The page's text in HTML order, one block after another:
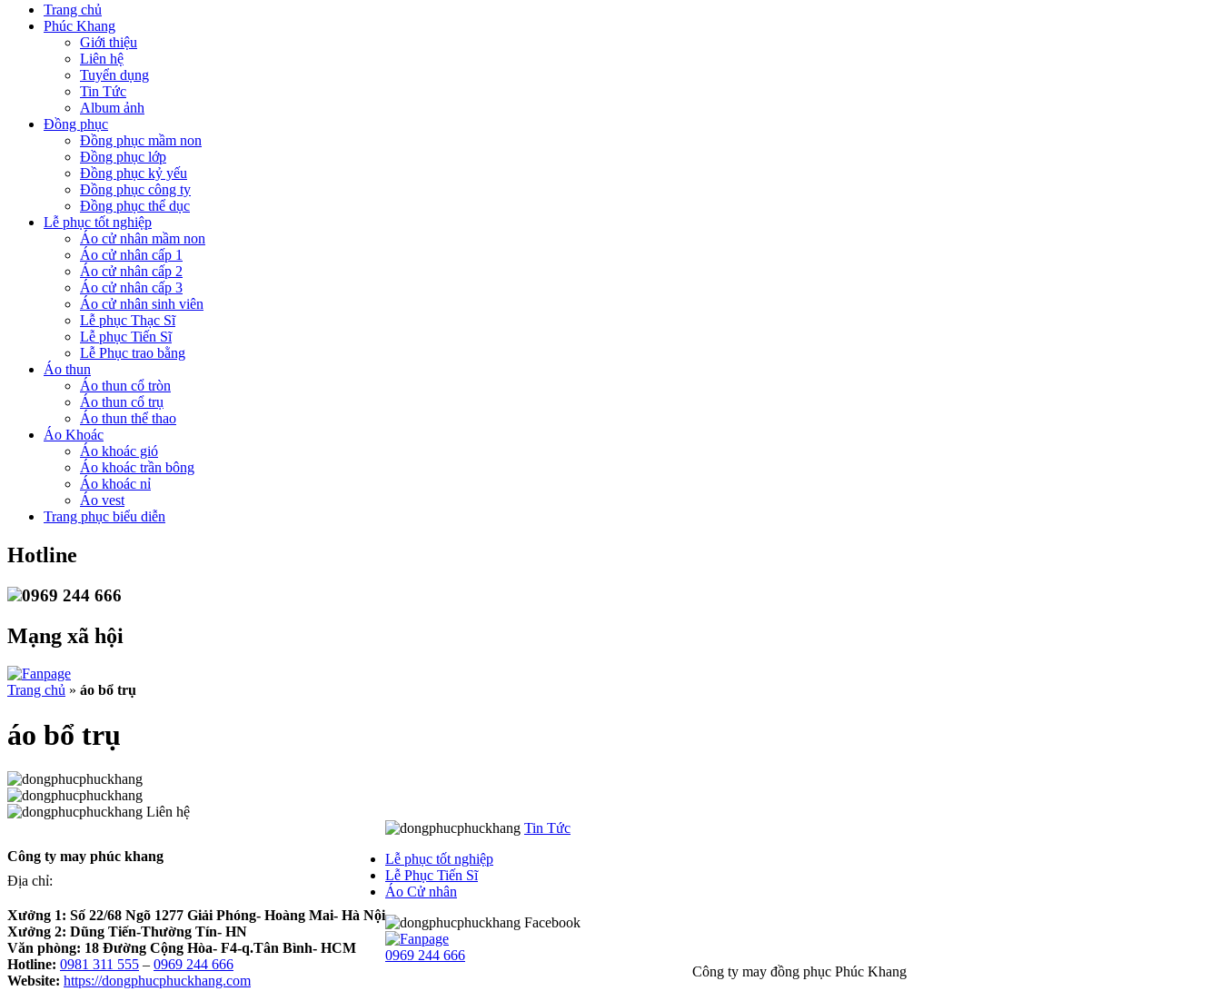
Trang chủ
Phúc Khang
Giới thiệu
Liên hệ
Tuyển dụng
Tin Tức
Album ảnh
Đồng phục
Đồng phục mầm non
Đồng phục lớp
Đồng phục kỷ yếu
Đồng phục công ty
Đồng phục thể dục
Lễ phục tốt nghiệp
Áo cử nhân mầm non
Áo cử nhân cấp 1
Áo cử nhân cấp 2
Áo cử nhân cấp 3
Áo cử nhân sinh viên
Lễ phục Thạc Sĩ
Lễ phục Tiến Sĩ
Lễ Phục trao bằng
Áo thun
Áo thun cổ tròn
Áo thun cổ trụ
Áo thun thể thao
Áo Khoác
Áo khoác gió
Áo khoác trần bông
Áo khoác nỉ
Áo vest
Trang phục biểu diễn
Hotline
0969 244 666
Mạng xã hội
Trang chủ » áo bổ trụ
áo bổ trụ
Liên hệ
Công ty may phúc khang
Địa chỉ:
Xưởng 1: Số 22/68 Ngõ 1277 Giải Phóng- Hoàng Mai- Hà Nội
Xưởng 2: Dũng Tiến-Thường Tín- HN
Văn phòng: 18 Đường Cộng Hòa- F4-q.Tân Bình- HCM
Hotline: 0981 311 555 – 0969 244 666
Website: https://dongphucphuckhang.com
Tin Tức
Lễ phục tốt nghiệp
Lễ Phục Tiến Sĩ
Áo Cử nhân
Facebook
0969 244 666
Công ty may đồng phục Phúc Khang